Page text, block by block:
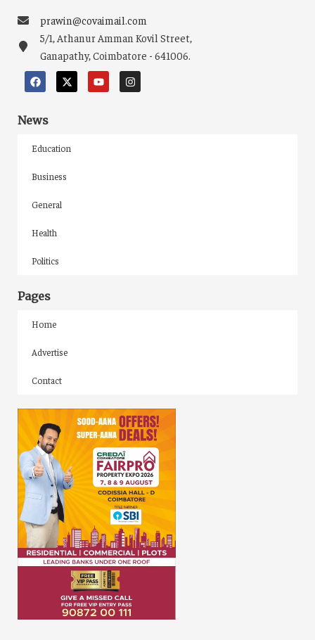
prawin@covaimail.com
5/1, Athanur Amman Kovil Street,
Ganapathy, Coimbatore - 641006.
News
Education
Business
General
Health
Politics
Pages
Home
Advertise
Contact